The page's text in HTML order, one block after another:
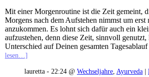
Mit einer Morgenroutine ist die Zeit gemeint,
Morgens nach dem Aufstehen nimmst um erst
anzukommen. Es lohnt sich dafür auch ein
aufzustehen, denn diese Zeit, sinnvoll genutzt,
Unterschied auf Deinen gesamten Tagesablauf
lesen…]
lauretta - 22:24 @ Wechseljahre, Ayurveda |